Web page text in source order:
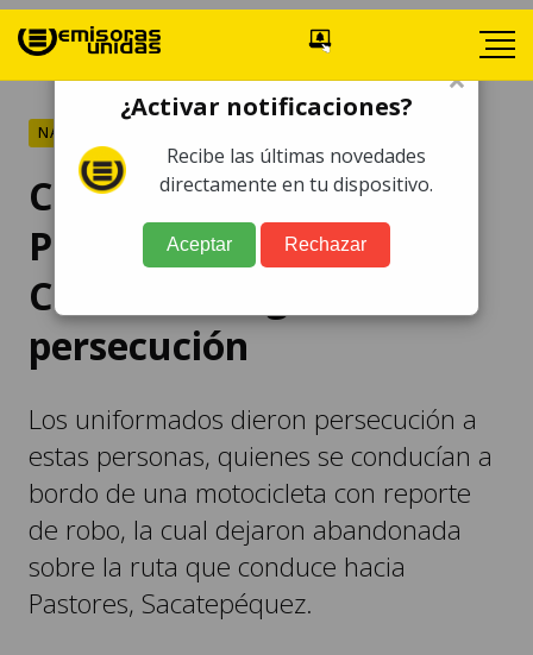
NACIONALES
Capturan a mareros en
Parramos,
Chimaltenango, tras
persecución
Los uniformados dieron persecución a
estas personas, quienes se conducían a
bordo de una motocicleta con reporte
de robo, la cual dejaron abandonada
sobre la ruta que conduce hacia
Pastores, Sacatepéquez.
×
¿Activar notificaciones?
Recibe las últimas novedades
directamente en tu dispositivo.
Aceptar Rechazar